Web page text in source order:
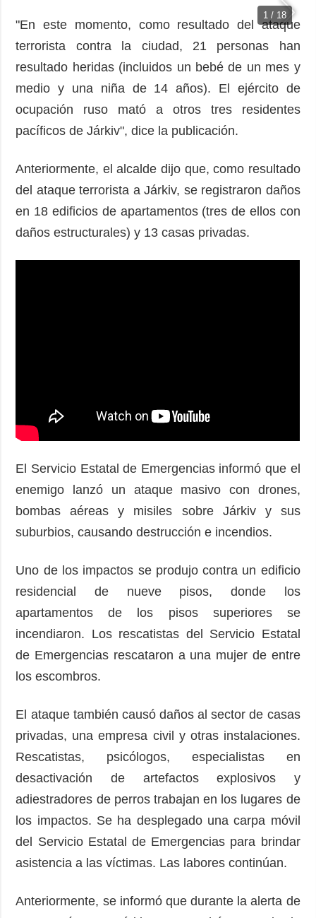
ADICIONAL
Podcasts
Publicaciones
Entrevistas
Fotos
Releases
SERVICIOS
Suscripción
Banco de
imágenes
1 / 18
"En este momento, como resultado del ataque
terrorista contra la ciudad, 21 personas han
resultado heridas (incluidos un bebé de un mes y
medio y una niña de 14 años). El ejército de
ocupación ruso mató a otros tres residentes
pacíficos de Járkiv", dice la publicación.
Anteriormente, el alcalde dijo que, como resultado
del ataque terrorista a Járkiv, se registraron daños
en 18 edificios de apartamentos (tres de ellos con
daños estructurales) y 13 casas privadas.
El Servicio Estatal de Emergencias informó que el
enemigo lanzó un ataque masivo con drones,
bombas aéreas y misiles sobre Járkiv y sus
suburbios, causando destrucción e incendios.
Uno de los impactos se produjo contra un edificio
residencial de nueve pisos, donde los
apartamentos de los pisos superiores se
incendiaron. Los rescatistas del Servicio Estatal
de Emergencias rescataron a una mujer de entre
los escombros.
El ataque también causó daños al sector de casas
privadas, una empresa civil y otras instalaciones.
Rescatistas, psicólogos, especialistas en
desactivación de artefactos explosivos y
adiestradores de perros trabajan en los lugares de
los impactos. Se ha desplegado una carpa móvil
del Servicio Estatal de Emergencias para brindar
asistencia a las víctimas. Las labores continúan.
Anteriormente, se informó que durante la alerta de